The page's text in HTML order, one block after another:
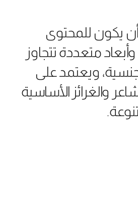
أن يكون للمحتوى
متعددة تتجاوز
ويعتمد على
والغرائز الأساسية